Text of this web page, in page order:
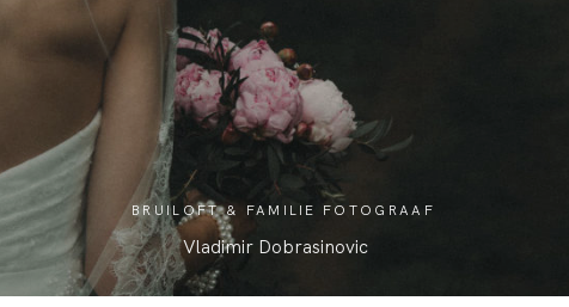
BRUILOFT & FAMILIE FOTOGRAAF
Vladimir Dobrasinovic